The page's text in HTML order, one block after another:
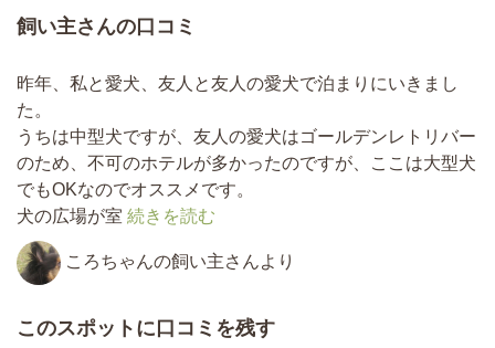
飼い主さんの口コミ
昨年、私と愛犬、友人と友人の愛犬で泊まりにいきまし
た。
うちは中型犬ですが、友人の愛犬はゴールデンレトリバー
のため、不可のホテルが多かったのですが、ここは大型犬
でもOKなのでオススメです。
犬の広場が室 続きを読む
ころちゃんの飼い主さんより
このスポットに口コミを残す